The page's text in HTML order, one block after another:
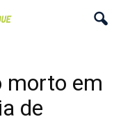
morto em
de